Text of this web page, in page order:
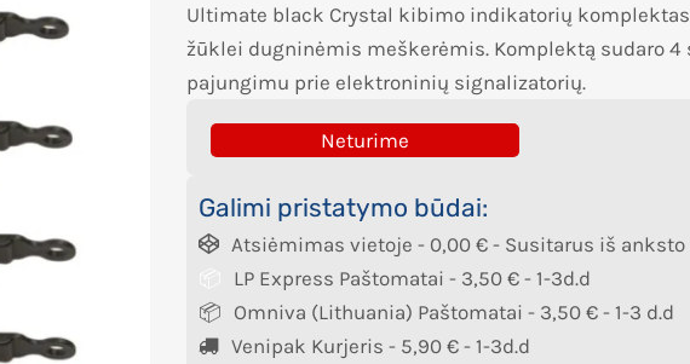
Ultimate black Crystal kibimo indikatorių
žūklei dugninėmis meškerėmis. Komplektą sudaro 4
pajungimu prie elektroninių signalizatorių.
Neturime
Galimi pristatymo būdai:
Atsiėmimas vietoje - 0,00 € - Susitarus iš anksto
LP Express Paštomatai - 3,50 € - 1-3d.d
Omniva (Lithuania) Paštomatai - 3,50 € - 1-3 d.d
Venipak Kurjeris - 5,90 € - 1-3d.d